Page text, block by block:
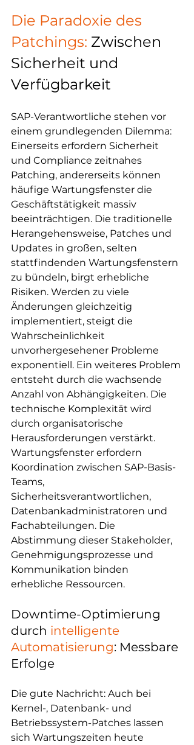
Die Paradoxie des
Patchings: Zwischen
Sicherheit und
Verfügbarkeit
SAP-Verantwortliche stehen vor
einem grundlegenden Dilemma:
Einerseits erfordern Sicherheit
und Compliance zeitnahes
Patching, andererseits können
häufige Wartungsfenster die
Geschäftstätigkeit massiv
beeinträchtigen. Die traditionelle
Herangehensweise, Patches und
Updates in großen, selten
stattfindenden Wartungsfenstern
zu bündeln, birgt erhebliche
Risiken. Werden zu viele
Änderungen gleichzeitig
implementiert, steigt die
Wahrscheinlichkeit
unvorhergesehener Probleme
exponentiell. Ein weiteres Problem
entsteht durch die wachsende
Anzahl von Abhängigkeiten. Die
technische Komplexität wird
durch organisatorische
Herausforderungen verstärkt.
Wartungsfenster erfordern
Koordination zwischen SAP-Basis-
Teams,
Sicherheitsverantwortlichen,
Datenbankadministratoren und
Fachabteilungen. Die
Abstimmung dieser Stakeholder,
Genehmigungsprozesse und
Kommunikation binden
erhebliche Ressourcen.
Downtime-Optimierung
durch intelligente
Automatisierung: Messbare
Erfolge
Die gute Nachricht: Auch bei
Kernel-, Datenbank- und
Betriebssystem-Patches lassen
sich Wartungszeiten heute